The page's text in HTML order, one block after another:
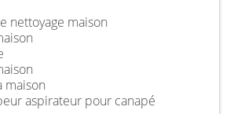
nettoyage maison
maison
aspirateur pour canapé